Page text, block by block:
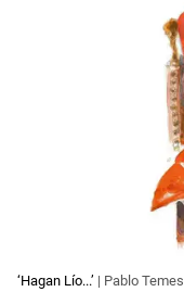
‘Hagan Lío...’ | Pablo Temes